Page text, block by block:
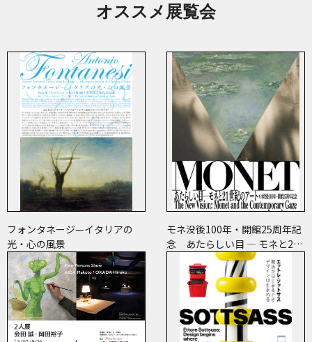
オススメ展覧会
フォンタネージ—イタリアの
光・心の風景
モネ没後100年・開館25周年記
念 あたらしい目 ― モネと21
世紀のアート